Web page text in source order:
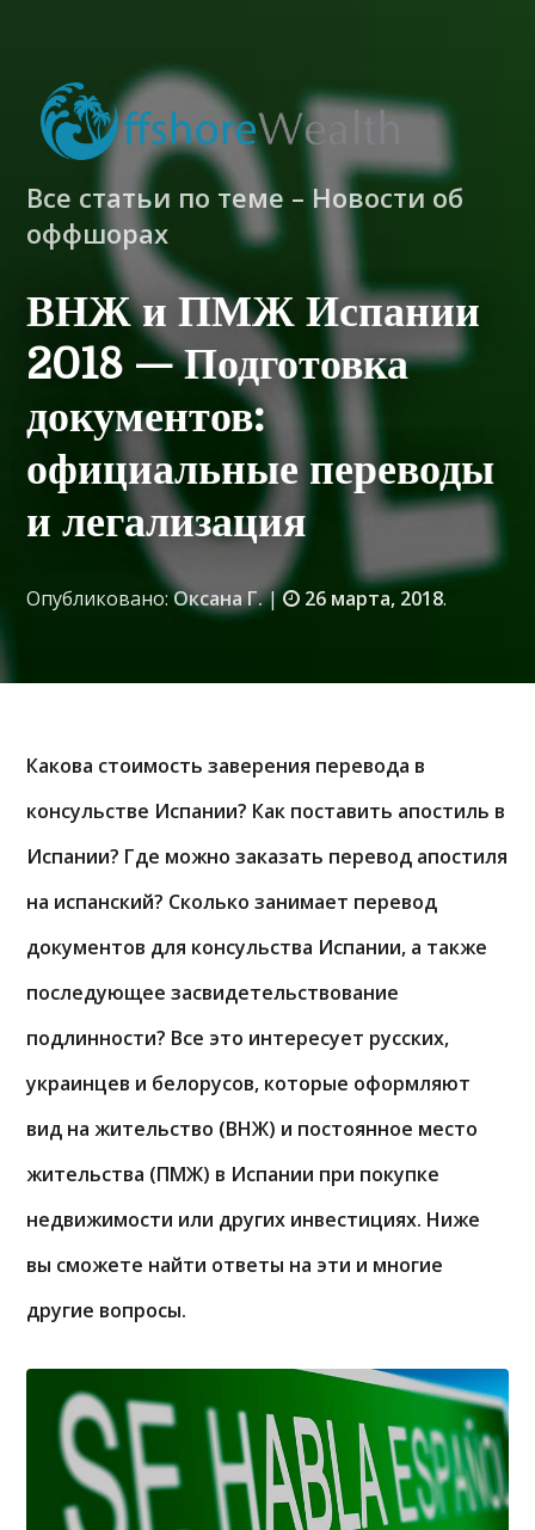
Все статьи по теме – Новости об
оффшорах
ВНЖ и ПМЖ Испании
2018 — Подготовка
документов:
официальные переводы
и легализация
Опубликовано:Оксана Г.| 26 марта, 2018.
Какова стоимость заверения перевода в
консульстве Испании? Как поставить апостиль в
Испании? Где можно заказать перевод апостиля
на испанский? Сколько занимает перевод
документов для консульства Испании, а также
последующее засвидетельствование
подлинности? Все это интересует русских,
украинцев и белорусов, которые оформляют
вид на жительство (ВНЖ) и постоянное место
жительства (ПМЖ) в Испании при покупке
недвижимости или других инвестициях. Ниже
вы сможете найти ответы на эти и многие
другие вопросы.